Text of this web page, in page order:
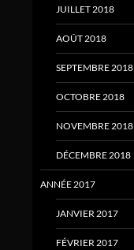
JUILLET 2018
AOÛT 2018
SEPTEMBRE 2018
OCTOBRE 2018
NOVEMBRE 2018
DÉCEMBRE 2018
ANNÉE 2017
JANVIER 2017
FÉVRIER 2017